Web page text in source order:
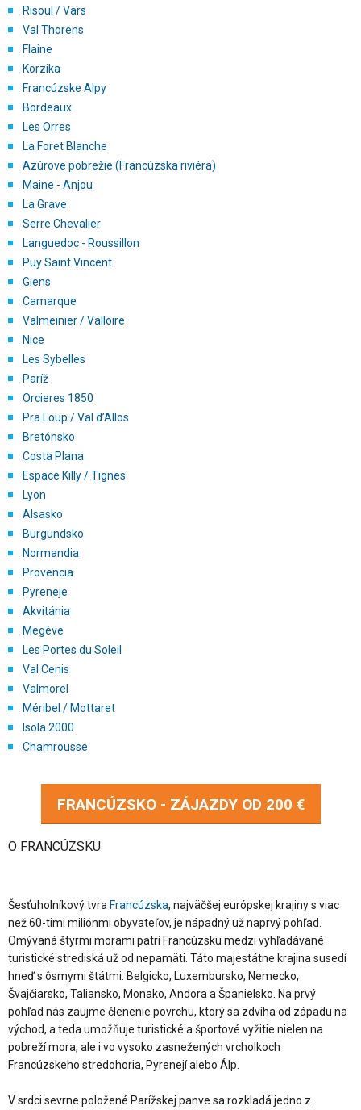
Risoul / Vars
Val Thorens
Flaine
Korzika
Francúzske Alpy
Bordeaux
Les Orres
La Foret Blanche
Azúrove pobrežie (Francúzska riviéra)
Maine - Anjou
La Grave
Serre Chevalier
Languedoc - Roussillon
Puy Saint Vincent
Giens
Camarque
Valmeinier / Valloire
Nice
Les Sybelles
Paríž
Orcieres 1850
Pra Loup / Val d’Allos
Bretónsko
Costa Plana
Espace Killy / Tignes
Lyon
Alsasko
Burgundsko
Normandia
Provencia
Pyreneje
Akvitánia
Megève
Les Portes du Soleil
Val Cenis
Valmorel
Méribel / Mottaret
Isola 2000
Chamrousse
FRANCÚZSKO - ZÁJAZDY OD 200 €
O FRANCÚZSKU
Šesťuholníkový tvra Francúzska, najväčšej európskej krajiny s viac
než 60-timi miliónmi obyvateľov, je nápadný už naprvý pohľad.
Omývaná štyrmi morami patrí Francúzsku medzi vyhľadávané
turistické strediská už od nepamäti. Táto majestátne krajina susedí
hneď s ôsmymi štátmi: Belgicko, Luxembursko, Nemecko,
Švajčiarsko, Taliansko, Monako, Andora a Španielsko. Na prvý
pohľad nás zaujme členenie povrchu, ktorý sa zdvíha od západu na
východ, a teda umožňuje turistické a športové vyžitie nielen na
pobreží mora, ale i vo vysoko zasnežených vrcholkoch
Francúzskeho stredohoria, Pyrenejí alebo Álp.
V srdci sevrne položené Parížskej panve sa rozkladá jedno z